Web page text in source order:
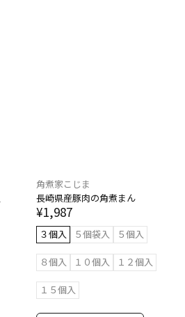
角煮家こじま
長崎県産豚肉の​角煮まん
¥1,987
３個入 ５個袋入 ５個入
８個入 １０個入 １２個入
１５個入